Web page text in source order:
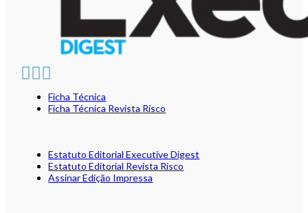
Ficha Técnica
Ficha Técnica Revista Risco
Estatuto Editorial Executive Digest
Estatuto Editorial Revista Risco
Assinar Edição Impressa